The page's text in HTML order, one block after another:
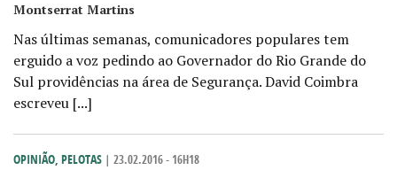
Montserrat Martins
Nas últimas semanas, comunicadores populares tem
erguido a voz pedindo ao Governador do Rio Grande do
Sul providências na área de Segurança. David Coimbra
escreveu [...]
OPINIÃO, PELOTAS | 23.02.2016 - 16H18